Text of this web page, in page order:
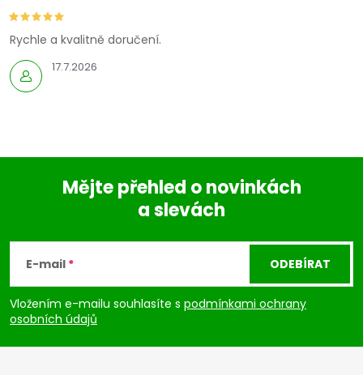
17.7.2026
Rychle a kvalitně doručení.
p
a
Mějte přehled o novinkách
a slevách
E-mail
Vložením e-mailu souhlasíte s podmínkami ochrany
osobních údajů
ODEBÍRAT